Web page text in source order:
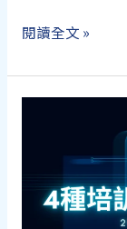
台
網
站
閱讀全文 »